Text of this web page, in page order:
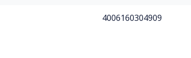
4006160304909